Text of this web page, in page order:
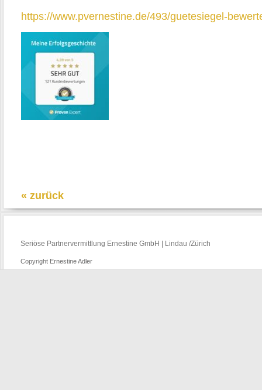
https://www.pvernestine.de/493/guetesiegel-
« zurück
Seriöse Partnervermittlung Ernestine GmbH | Lindau /Zürich
Copyright Ernestine Adler